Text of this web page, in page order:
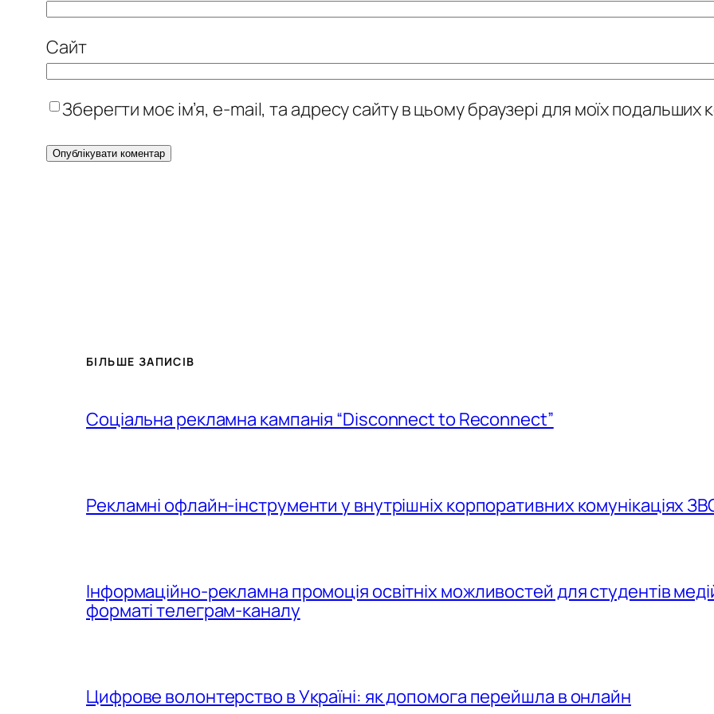
Сайт
Зберегти моє ім’я, e-mail, та адресу сайту в цьому браузері для моїх подальших
БІЛЬШЕ ЗАПИСІВ
Соціальна рекламна кампанія “Disconnect to Reconnect”
Рекламні офлайн-інструменти у внутрішніх корпоративних комунікаціях
Інформаційно-рекламна промоція освітніх можливостей для студентів
форматі телеграм-каналу
Цифрове волонтерство в Україні: як допомога перейшла в онлайн